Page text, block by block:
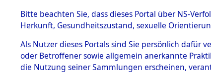
BESTÄNDE
Inhaftierungsdoku
mente
1.2.9 Beim ITS
verwahrte
0016
Bitte beachten Sie, dass dieses Portal über NS-
Herkunft, Gesundheitszustand, sexuelle
Als Nutzer dieses Portals sind Sie persönlich dafür
oder Betroffener sowie allgemein anerkannte
die Nutzung seiner Sammlungen erscheinen,